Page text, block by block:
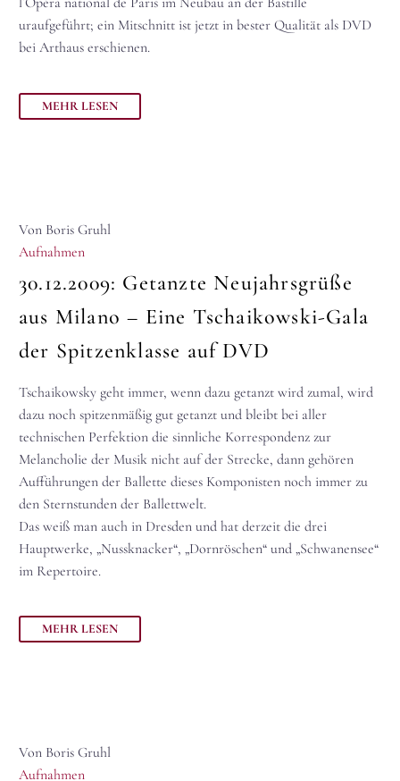
uraufgeführt; ein Mitschnitt ist jetzt in bester Qualität als DVD
bei Arthaus erschienen.
MEHR LESEN
Von Boris Gruhl
Aufnahmen
30.12.2009: Getanzte Neujahrsgrüße
aus Milano – Eine Tschaikowski-Gala
der Spitzenklasse auf DVD
Tschaikowsky geht immer, wenn dazu getanzt wird zumal, wird
dazu noch spitzenmäßig gut getanzt und bleibt bei aller
technischen Perfektion die sinnliche Korrespondenz zur
Melancholie der Musik nicht auf der Strecke, dann gehören
Aufführungen der Ballette dieses Komponisten noch immer zu
den Sternstunden der Ballettwelt.
Das weiß man auch in Dresden und hat derzeit die drei
Hauptwerke, „Nussknacker“, „Dornröschen“ und „Schwanensee“
im Repertoire.
MEHR LESEN
Von Boris Gruhl
Aufnahmen